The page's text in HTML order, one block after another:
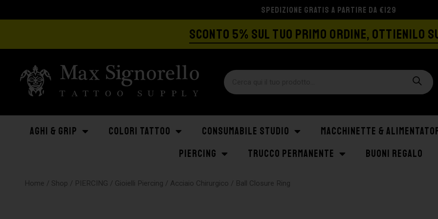
SPEDIZIONE GRATIS A PARTIRE DA €129
SCONTO 5% SUL TUO PRIMO ORDINE, OTTIENILO
AGHI & GRIP COLORI TATTOO CONSUMABILE STUDIO MACCHINETTE &
PIERCING
TRUCCO PERMANENTE BUONI REGALO
Home / Shop / PIERCING / Gioielli Piercing / Acciaio Chirurgico / Ball Closure Ring